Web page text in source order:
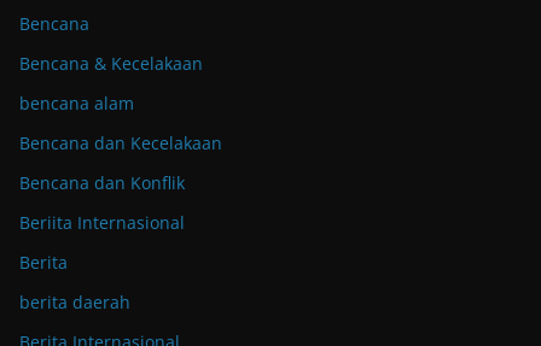
Bencana
Bencana & Kecelakaan
bencana alam
Bencana dan Kecelakaan
Bencana dan Konflik
Beriita Internasional
Berita
berita daerah